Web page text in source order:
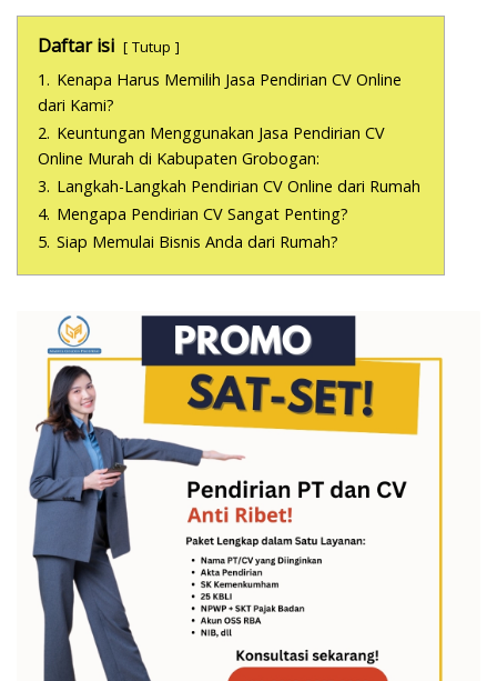
Daftar isi Tutup
1. Kenapa Harus Memilih Jasa Pendirian CV Online
dari Kami?
2. Keuntungan Menggunakan Jasa Pendirian CV
Online Murah di Kabupaten Grobogan:
3. Langkah-Langkah Pendirian CV Online dari Rumah
4. Mengapa Pendirian CV Sangat Penting?
5. Siap Memulai Bisnis Anda dari Rumah?